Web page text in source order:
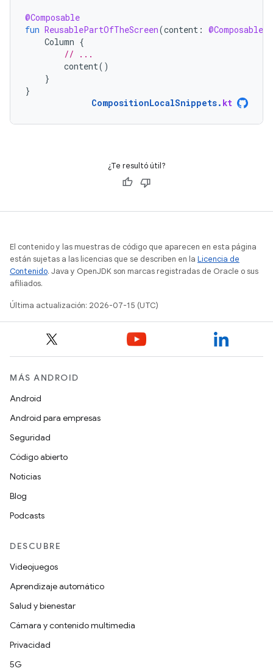
@Composable
fun ReusablePartOfTheScreen(content : @Composable
Column {
// ...
content()
}
}
CompositionLocalSnippets. kt
¿Te resultó útil?
El contenido y las muestras de código que aparecen en esta página
están sujetas a las licencias que se describen en la Licencia de
Contenido. Java y OpenJDK son marcas registradas de Oracle o sus
afiliados.
Última actualización: 2026-07-15 (UTC)
MÁS ANDROID
Android
Android para empresas
Seguridad
Código abierto
Noticias
Blog
Podcasts
DESCUBRE
Videojuegos
Aprendizaje automático
Salud y bienestar
Cámara y contenido multimedia
Privacidad
5G